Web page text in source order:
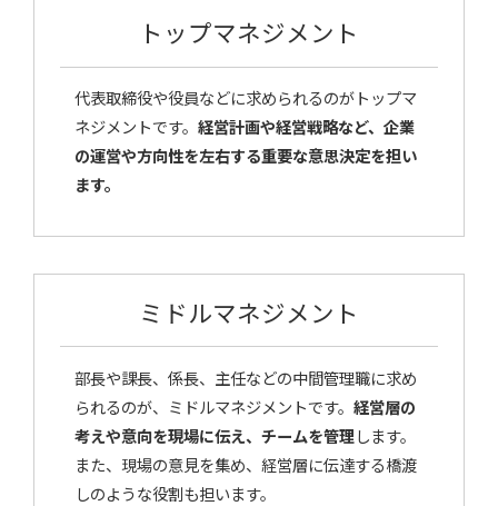
トップマネジメント
代表取締役や役員などに求められるのがトップマ
ネジメントです。 経営計画や経営戦略など、企業
の運営や方向性を左右する重要な意思決定を担い
ます。
ミドルマネジメント
部長や課長、係長、主任などの中間管理職に求め
られるのが、ミドルマネジメントです。 経営層の
考えや意向を現場に伝え、チームを管理します。
また、現場の意見を集め、経営層に伝達する橋渡
しのような役割も担います。